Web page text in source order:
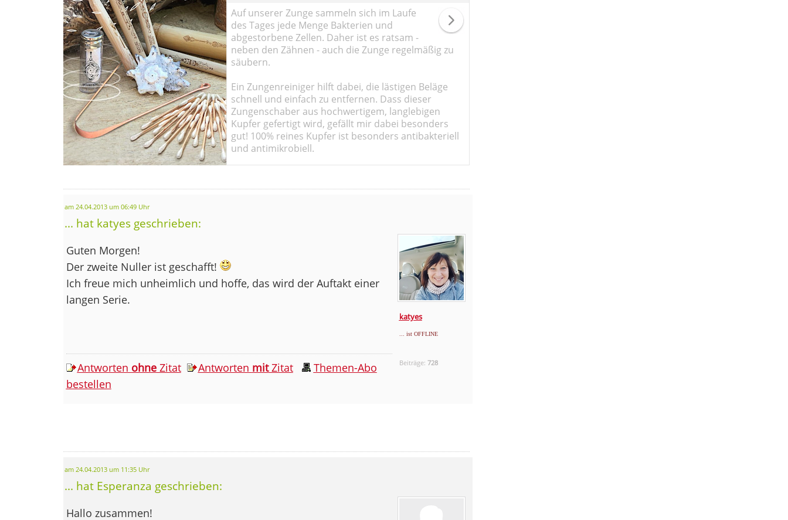
Auf unserer Zunge sammeln sich im Laufe
des Tages jede Menge Bakterien und
abgestorbene Zellen. Daher ist es ratsam -
neben den Zähnen - auch die Zunge regelmäßig zu
säubern.
Ein Zungenreiniger hilft dabei, die lästigen Beläge
schnell und einfach zu entfernen. Dass dieser
Zungenschaber aus hochwertigem, langlebigen
Kupfer gefertigt wird, gefällt mir dabei besonders
gut! 100% reines Kupfer ist besonders antibakteriell
und antimikrobiell.
am 24.04.2013 um 06:49 Uhr
... hat katyes geschrieben:
katyes
... ist OFFLINE
Beiträge: 728
Guten Morgen!
Der zweite Nuller ist geschafft!
Ich freue mich unheimlich und hoffe, das wird der Auftakt einer
langen Serie.
Antworten ohneZitat Antworten mitZitat
Themen-Abo
bestellen
am 24.04.2013 um 11:35 Uhr
... hat Esperanza geschrieben:
Hallo zusammen!